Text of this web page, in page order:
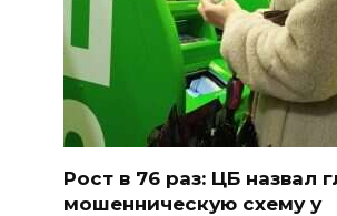
Рост в 76 раз: ЦБ назвал
мошенническую схему у